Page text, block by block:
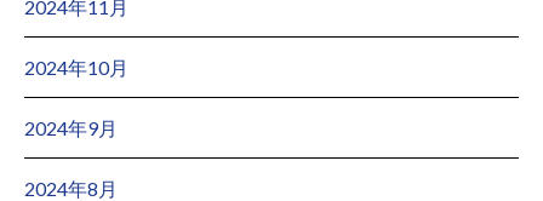
2024年11月
2024年10月
2024年9月
2024年8月